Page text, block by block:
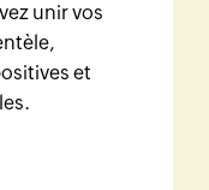
unir vos
et